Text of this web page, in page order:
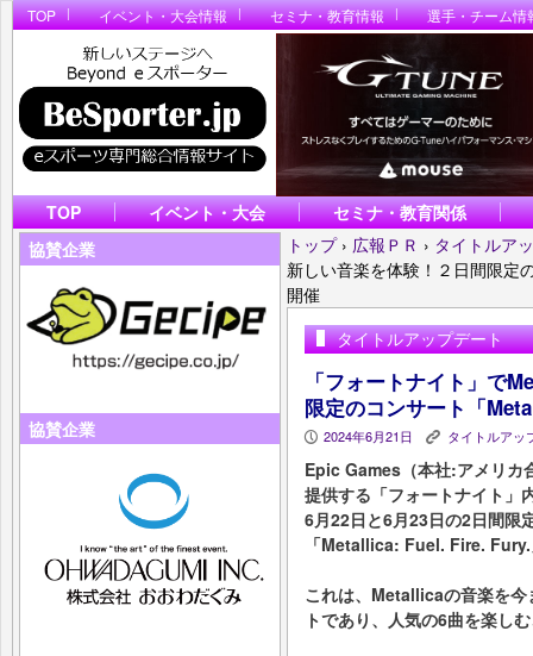
TOP イベント・大会情報 セミナ・教育情報 選手・チーム情
TOP イベント・大会
セミナ・教育関係
協賛企業
協賛企業
トップ › 広報ＰＲ › タイトルア
新しい音楽を体験！２日間限定
開催
タイトルアップデート
「フォートナイト」で
限定のコンサート「
P 2024年6月21日 K タイトルアッ
Epic Games（本社:アメリカ
提供する「フォートナイト」
6月22日と6月23日の2日間限
「Metallica: Fuel. Fire.
これは、Metallicaの音楽を今
トであり、人気の6曲を楽し